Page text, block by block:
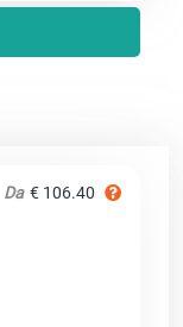
Da € 106.40